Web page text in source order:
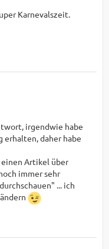
Karnevalszeit.
irgendwie habe
erhalten, daher habe
Artikel über
immer sehr
... ich